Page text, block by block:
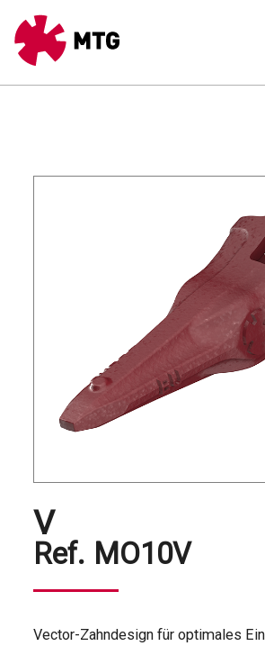
V
Ref. MO10V
Vector-Zahndesign für optimales